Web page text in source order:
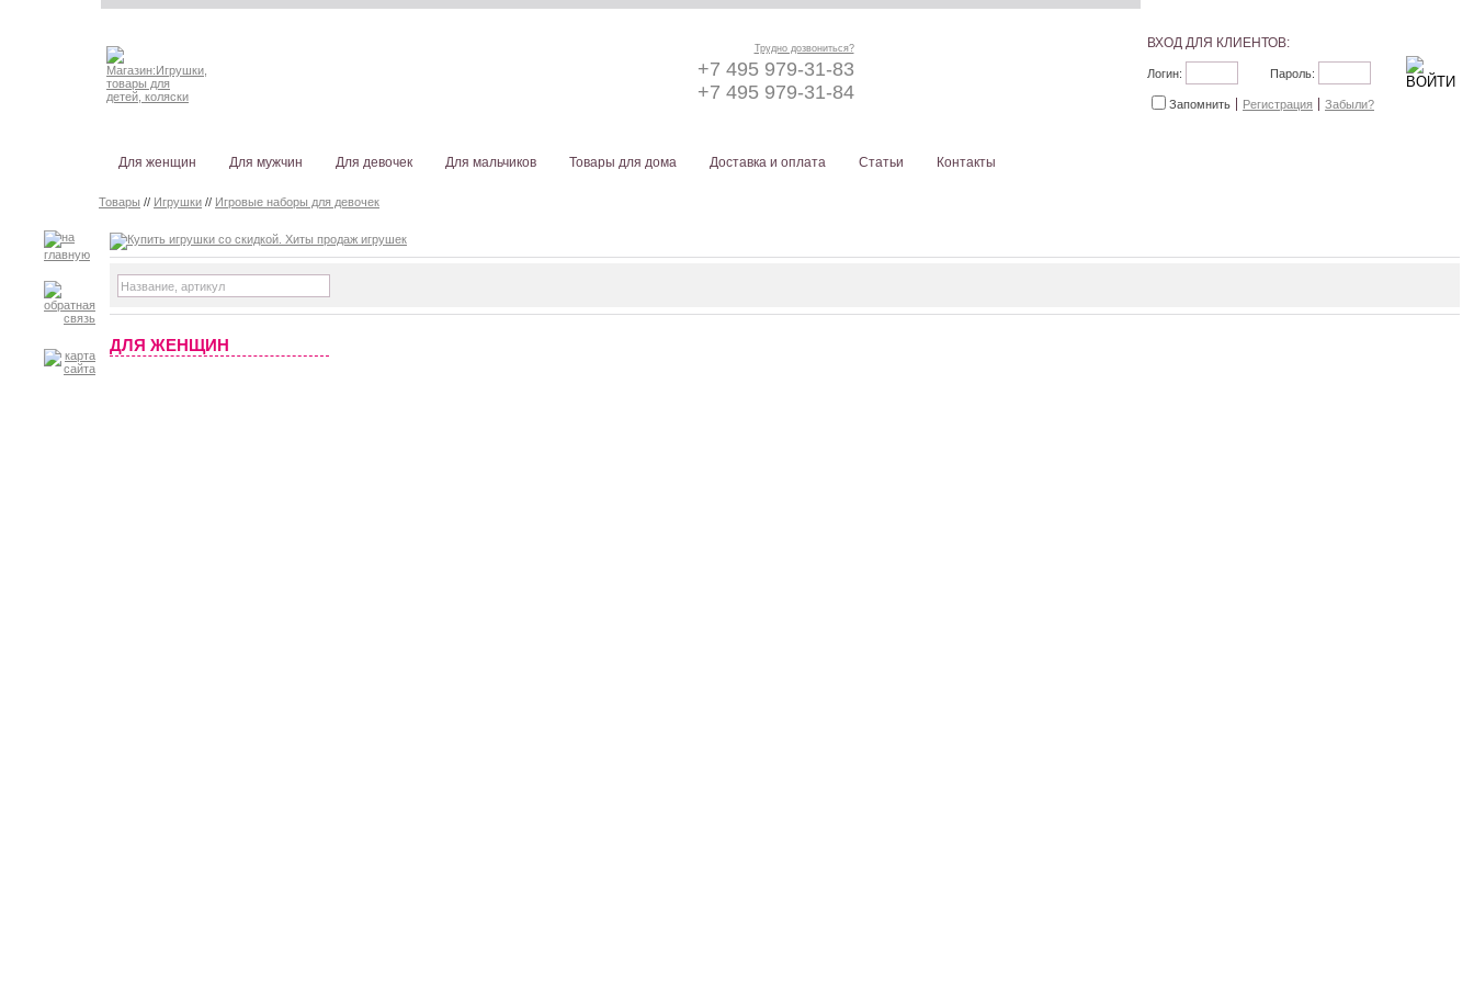
Трудно дозвониться?
+7 495 979-31-83
+7 495 979-31-84
ВХОД ДЛЯ КЛИЕНТОВ:
Логин: Пароль:
Запомнить Регистрация Забыли?
Для женщин Для мужчин Для девочек Для мальчиков Товары для дома Доставка и оплата Статьи Контакты
Товары // Игрушки // Игровые наборы для девочек
ДЛЯ ЖЕНЩИН